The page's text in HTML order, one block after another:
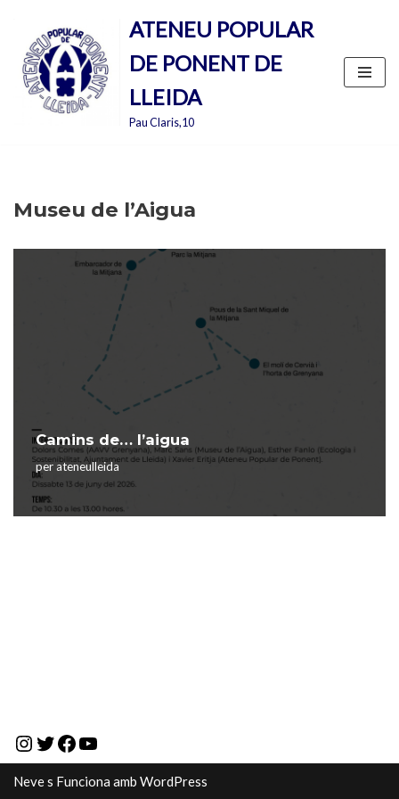
Vés
al
contingut
ATENEU POPULAR
DE PONENT DE
LLEIDA
Pau Claris,10
Museu de l’Aigua
Camins de… l’aigua
perateneulleida
Neves Funciona amb WordPress